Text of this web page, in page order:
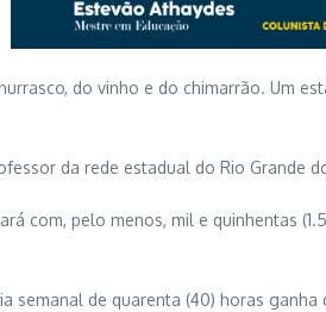
do vinho e do chimarrão. Um
da rede estadual do Rio Grande
com, pelo menos, mil e quinhentas
de quarenta (40) horas